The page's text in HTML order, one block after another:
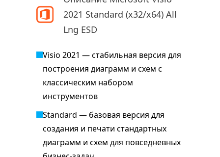
2021 Standard (x32/x64) All
Lng ESD
Visio 2021 — стабильная версия для
построения диаграмм и схем с
классическим набором
инструментов
Standard — базовая версия для
создания и печати стандартных
диаграмм и схем для повседневных